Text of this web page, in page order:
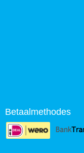
Betaalmethodes